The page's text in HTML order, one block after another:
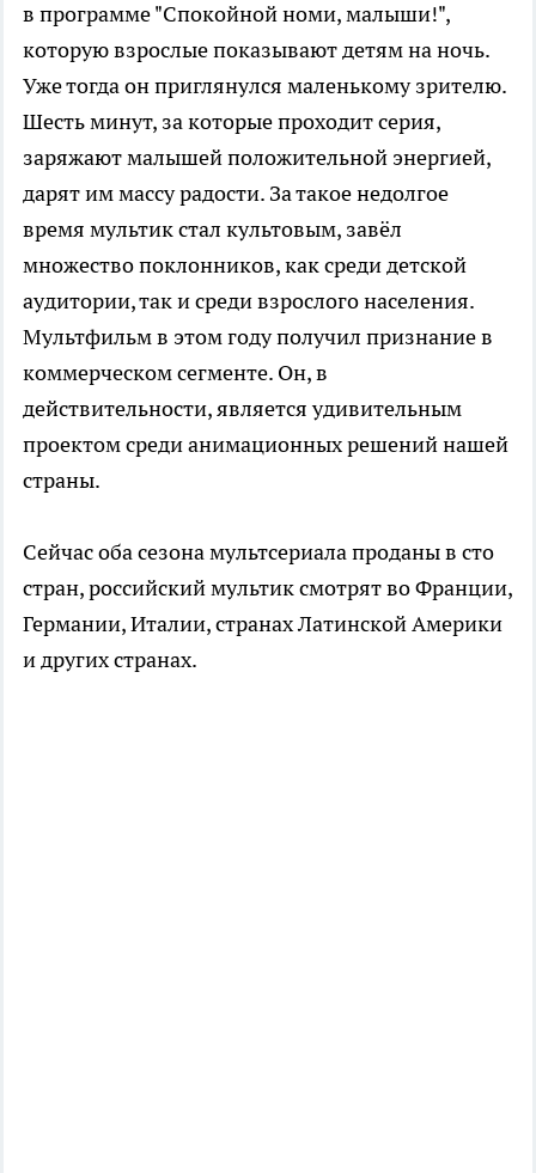
в программе "Спокойной номи, малыши!",
которую взрослые показывают детям на ночь.
Уже тогда он приглянулся маленькому зрителю.
Шесть минут, за которые проходит серия,
заряжают малышей положительной энергией,
дарят им массу радости. За такое недолгое
время мультик стал культовым, завёл
множество поклонников, как среди детской
аудитории, так и среди взрослого населения.
Мультфильм в этом году получил признание в
коммерческом сегменте. Он, в
действительности, является удивительным
проектом среди анимационных решений нашей
страны.
Сейчас оба сезона мультсериала проданы в сто
стран, российский мультик смотрят во Франции,
Германии, Италии, странах Латинской Америки
и других странах.